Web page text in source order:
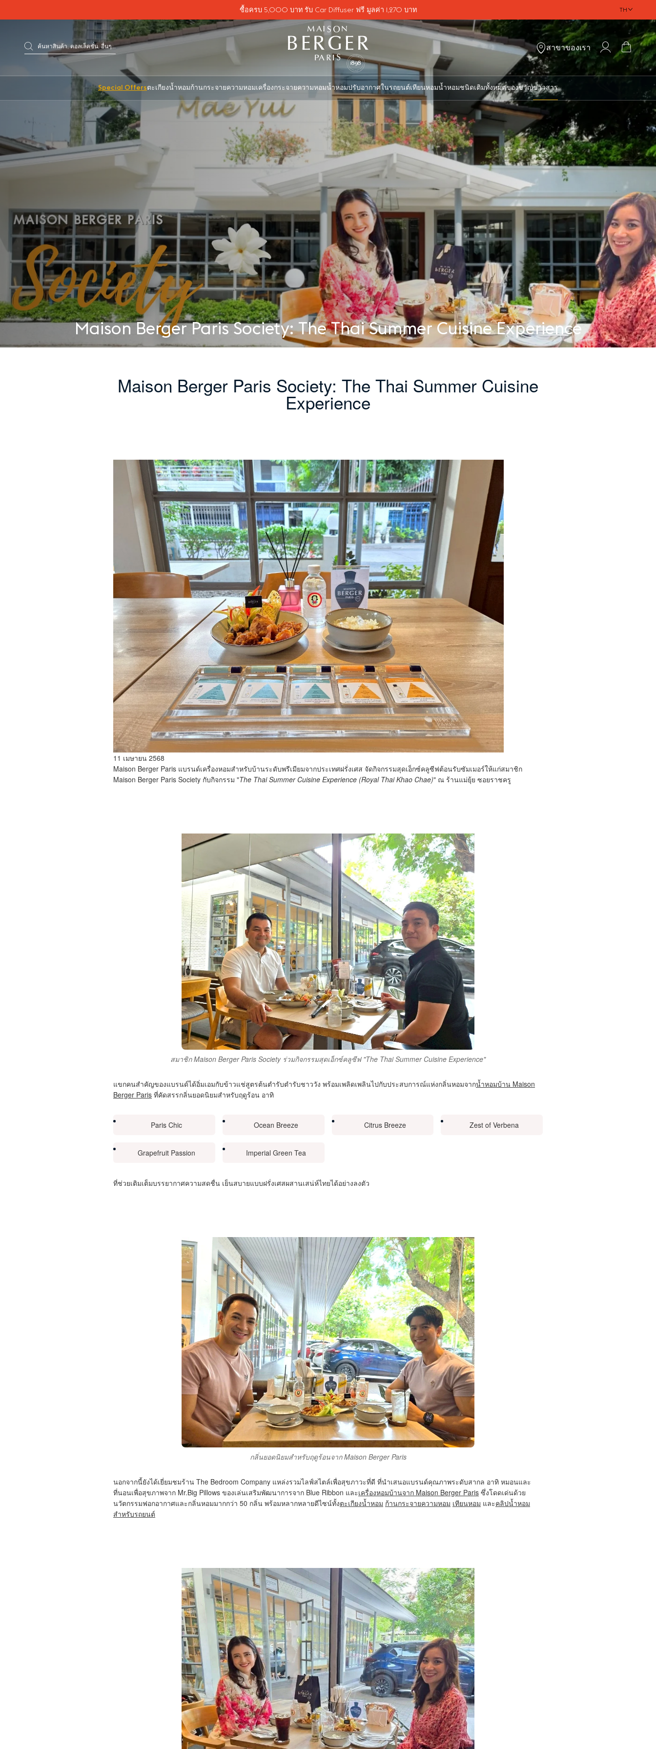
ซื้อครบ 5,000 บาท รับ Car Diffuser ฟรี มูลค่า 1,270 บาท TH
ค้นหาสินค้า
ค้นหาสินค้า, คอลเล็คชั่น, อื่นๆ... สาขาของเรา My Account
ตะกร้า
Special Offersตะเกียงน้ำหอมก้านกระจายความหอมเครื่องกระจายความหอมน้ำหอมปรับอากาศในรถยนต์เทียนหอมน้ำหอมชนิดเติมทั้งหมดของขวัญข่าวสาร
Maison Berger Paris Society: The Thai Summer Cuisine Experience
Maison Berger Paris Society: The Thai Summer Cuisine
Experience
11 เมษายน 2568
Maison Berger Paris แบรนด์เครื่องหอมสำหรับบ้านระดับพรีเมียมจากประเทศฝรั่งเศส จัดกิจกรรมสุดเอ็กซ์คลูซีฟต้อนรับซัมเมอร์ให้แก่สมาชิก
Maison Berger Paris Society กับกิจกรรม "The Thai Summer Cuisine Experience (Royal Thai Khao Chae)" ณ ร้านแม่ยุ้ย ซอยราชครู
สมาชิก Maison Berger Paris Society ร่วมกิจกรรมสุดเอ็กซ์คลูซีฟ "The Thai Summer Cuisine Experience"
แขกคนสำคัญของแบรนด์ได้อิ่มเอมกับข้าวแช่สูตรต้นตำรับตำรับชาววัง พร้อมเพลิดเพลินไปกับประสบการณ์แห่งกลิ่นหอมจากน้ำหอมบ้าน Maison
Berger Paris ที่คัดสรรกลิ่นยอดนิยมสำหรับฤดูร้อน อาทิ
Paris Chic Ocean Breeze Citrus Breeze Zest of Verbena
Grapefruit Passion Imperial Green Tea
ที่ช่วยเติมเต็มบรรยากาศความสดชื่น เย็นสบายแบบฝรั่งเศสผสานเสน่ห์ไทยได้อย่างลงตัว
กลิ่นยอดนิยมสำหรับฤดูร้อนจาก Maison Berger Paris
นอกจากนี้ยังได้เยี่ยมชมร้าน The Bedroom Company แหล่งรวมไลฟ์สไตล์เพื่อสุขภาวะที่ดี ที่นำเสนอแบรนด์คุณภาพระดับสากล อาทิ หมอนและ
ที่นอนเพื่อสุขภาพจาก Mr.Big Pillows ของเล่นเสริมพัฒนาการจาก Blue Ribbon และเครื่องหอมบ้านจาก Maison Berger Paris ซึ่งโดดเด่นด้วย
นวัตกรรมฟอกอากาศและกลิ่นหอมมากกว่า 50 กลิ่น พร้อมหลากหลายดีไซน์ทั้งตะเกียงน้ำหอม ก้านกระจายความหอม เทียนหอม และคลิปน้ำหอม
สำหรับรถยนต์